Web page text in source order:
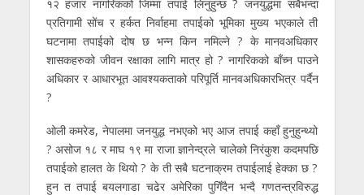
१२ हजार नागरिकको जिम्मा तपाई लिनुहुन्छ ? जनयुद्धमा सबैभन्दा
प्रतिगामी सोंच र हर्कत निर्वाहमा तपाईको भूमिका मुख्य भएकाले ती
घटनामा तपाईको दोष छ भन्न किन नमिल्ने ? के मानवअधिकार
शासकहरुको जीवन रक्षाका लागि मात्र हो ? नागरिकको बाँच्न पाउने
अधिकार र आधारभूत आवश्यकताको परिपूर्ति मानवअधिकारभित्र पर्दैन
?
ओली कमरेड, नेपालमा जनयुद्ध नभएको भए आज तपाई कहाँ हुनुहुन्थ्यो
? असोज १८ र माघ १९ मा राजा ज्ञानेन्द्रले चालेको निरंकुश कदमपछि
तपाईको हालत के थियो ? के ती सबै घटनाक्रम तपाईलाई हेक्का छ ?
हुन त तपाई बयलगाडा चढेर अमेरिका पुगिँदैन भन्दै गणतन्त्रविरुद्ध